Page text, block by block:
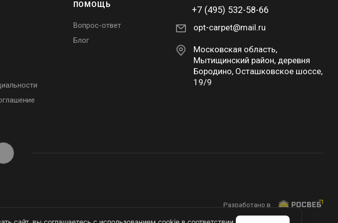
ПОМОЩЬ
Вопрос-ответ
Блог
+7 (495) 532-58-66
opt-carpet@mail.ru
Московская область,
Мытищинский район, деревня
Бородино, Осташковское шоссе,
19/9
Разработано в